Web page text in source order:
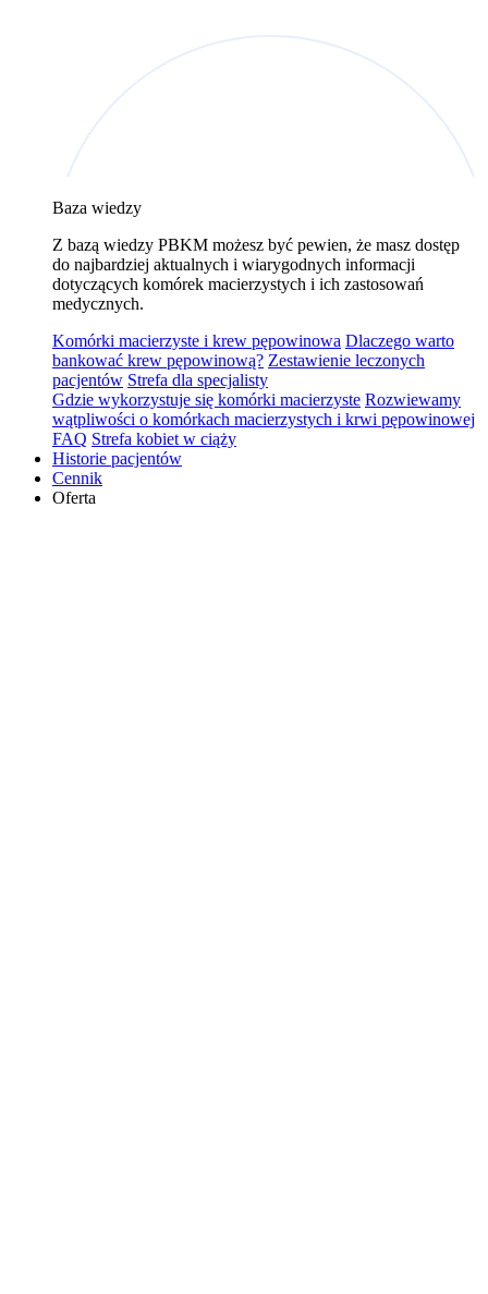
Baza wiedzy
Z bazą wiedzy PBKM możesz być pewien, że masz dostęp
do najbardziej aktualnych i wiarygodnych informacji
dotyczących komórek macierzystych i ich zastosowań
medycznych.
Komórki macierzyste i krew pępowinowa Dlaczego warto
bankować krew pępowinową? Zestawienie leczonych
pacjentów Strefa dla specjalisty
Gdzie wykorzystuje się komórki macierzyste Rozwiewamy
wątpliwości o komórkach macierzystych i krwi pępowinowej
FAQ Strefa kobiet w ciąży
Historie pacjentów
Cennik
Oferta